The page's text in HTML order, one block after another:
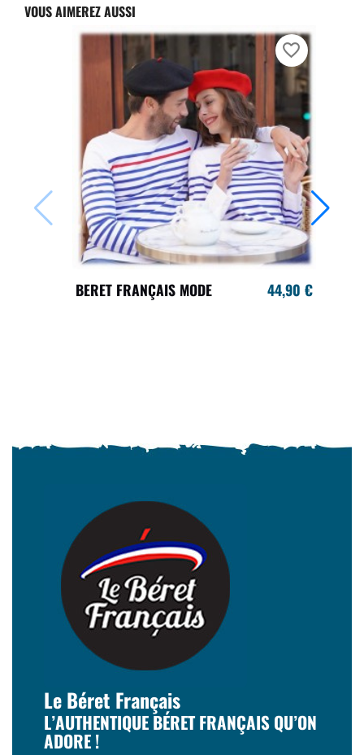
VOUS AIMEREZ AUSSI
BERET FRANÇAIS MODE 44,90 €
favorite_border
Le Béret Français
L’AUTHENTIQUE BÉRET FRANÇAIS QU’ON
ADORE !